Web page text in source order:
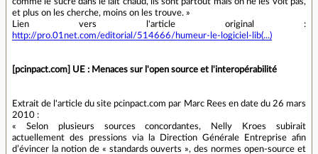
et plus on les cherche, moins on les trouve. »
Lien vers l'article original :
http://pro.01net.com/editorial/514666/humeur-le-logiciel-lib(...)
[pcinpact.com] UE : Menaces sur l'open source et l'interopérabilité
Extrait de l'article du site pcinpact.com par Marc Rees en date du 26 mars
2010 :
« Selon plusieurs sources concordantes, Nelly Kroes subirait
actuellement des pressions via la Direction Générale Entreprise afin
d’évincer la notion de « standards ouverts », des normes open-source et